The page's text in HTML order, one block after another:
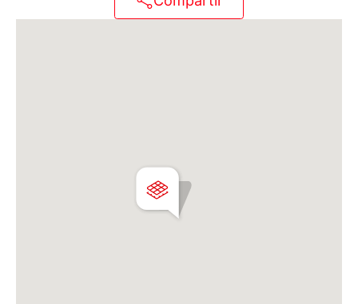
Acceso rápido por Autovía RN3, a solo 1 hora de
Martillero Maximiliano Miguel D'Aria
Matrícula CMCPSI N° 6886